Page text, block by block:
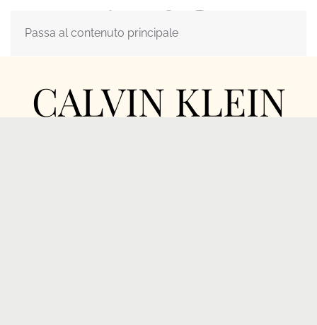
Passa al contenuto principale
CALVIN KLEIN